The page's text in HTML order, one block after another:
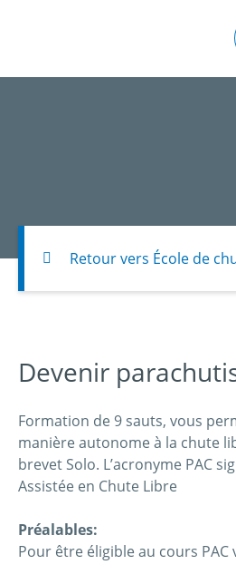
Retour vers École de
Devenir
Formation de 9 sauts, vous
manière autonome à la chute
brevet Solo. L’acronyme PAC
Assistée en Chute Libre
Préalables:
Pour être éligible au cours PAC